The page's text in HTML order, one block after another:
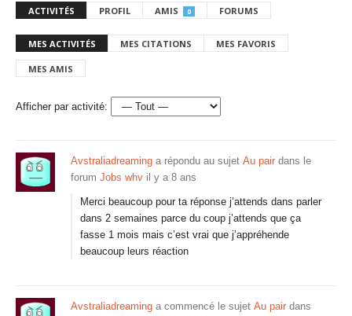
ACTIVITÉS PROFIL AMIS 0 FORUMS
MES ACTIVITÉS MES CITATIONS MES FAVORIS
MES AMIS
Afficher par activité:
Avstraliadreaming a répondu au sujet Au pair dans le
forum Jobs whv il y a 8 ans
Merci beaucoup pour ta réponse j’attends dans parler
dans 2 semaines parce du coup j’attends que ça
fasse 1 mois mais c’est vrai que j’appréhende
beaucoup leurs réaction
Avstraliadreaming a commencé le sujet Au pair dans